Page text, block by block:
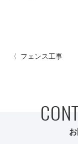
フェンス工事